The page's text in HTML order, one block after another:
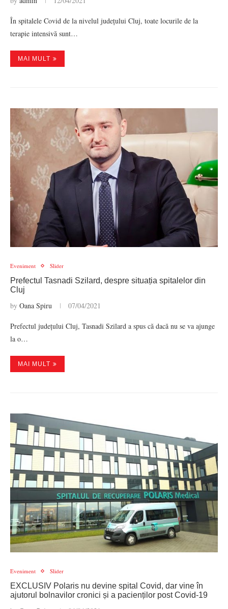
În spitalele Covid de la nivelul județului Cluj, toate locurile de la
terapie intensivă sunt…
MAI MULT
Eveniment Slider
Prefectul Tasnadi Szilard, despre situația spitalelor din
Cluj
by Oana Spiru 07/04/2021
Prefectul județului Cluj, Tasnadi Szilard a spus că dacă nu se va ajunge
la o…
MAI MULT
Eveniment Slider
EXCLUSIV Polaris nu devine spital Covid, dar vine în
ajutorul bolnavilor cronici și a pacienților post Covid-19